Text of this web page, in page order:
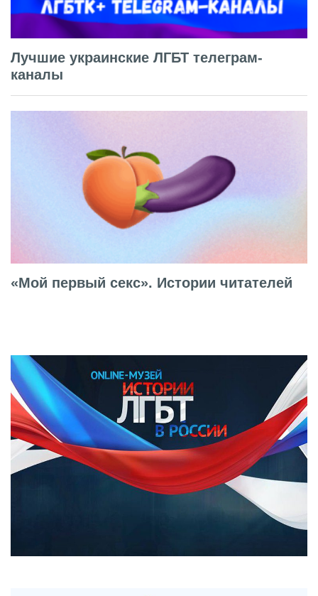
Лучшие украинские ЛГБТ телеграм-
каналы
«Мой первый секс». Истории читателей